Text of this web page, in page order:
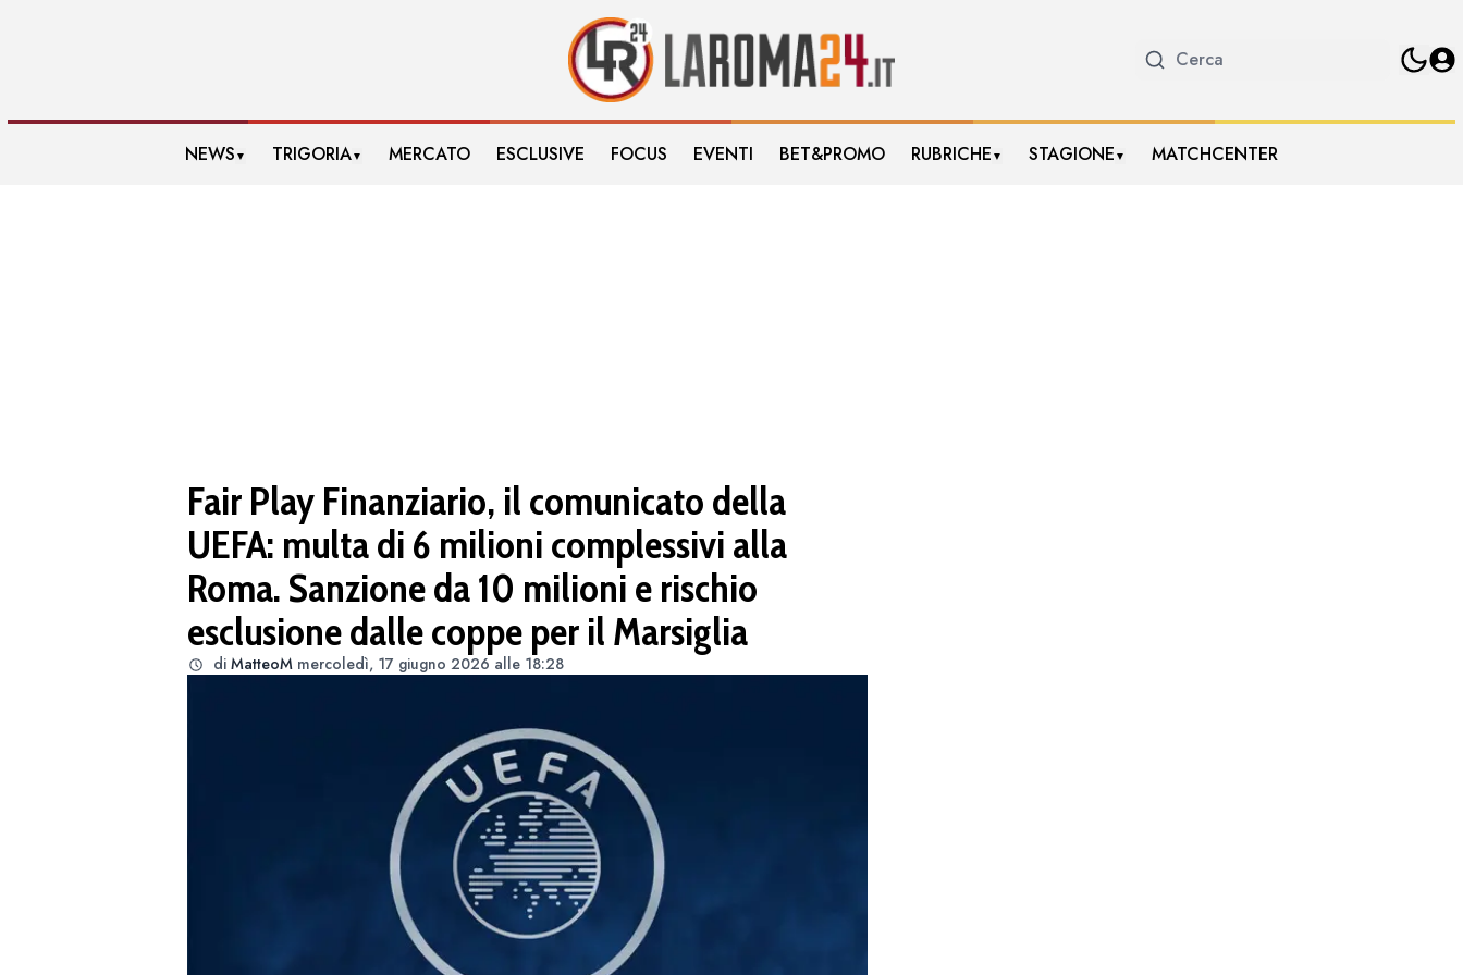
NEWS ▼ TRIGORIA▼ MERCATO ESCLUSIVE FOCUS EVENTI BET&PROMO RUBRICHE ▼ STAGIONE ▼ MATCHCENTER
Fair Play Finanziario, il comunicato della
UEFA: multa di 6 milioni complessivi alla
Roma. Sanzione da 10 milioni e rischio
esclusione dalle coppe per il Marsiglia
di MatteoM mercoledì, 17 giugno 2026 alle 18:28